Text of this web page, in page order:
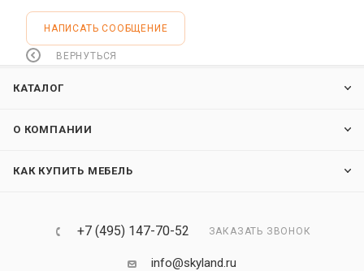
НАПИСАТЬ СООБЩЕНИЕ
ВЕРНУТЬСЯ
КАТАЛОГ
О КОМПАНИИ
КАК КУПИТЬ МЕБЕЛЬ
+7 (495) 147-70-52 ЗАКАЗАТЬ ЗВОНОК
info@skyland.ru